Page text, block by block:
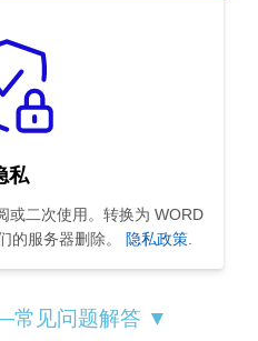
私
或二次使用。转换为 WORD
的服务器删除。
隐私政策
常见问题解答 ▼